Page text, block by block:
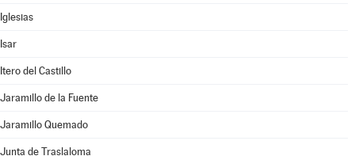
Iglesias
Isar
Itero del Castillo
Jaramillo de la Fuente
Jaramillo Quemado
Junta de Traslaloma